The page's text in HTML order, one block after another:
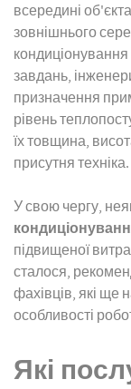
всередині
зовнішнього
завдань,
призначення
рівень
їх товщина,
присутня техніка.
У свою чергу,
підвищеної
сталося,
фахівців, які ще
особливості
Які